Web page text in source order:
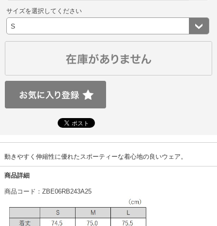
サイズを選択してください
動きやすく伸縮性に優れたスポーティーな着心地の良いウェア。
商品詳細
商品コード：ZBE06RB243A25